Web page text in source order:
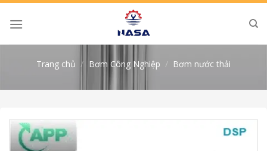
Skip
Trang chủ / Bơm Công Nghiệp / Bơm nước thải